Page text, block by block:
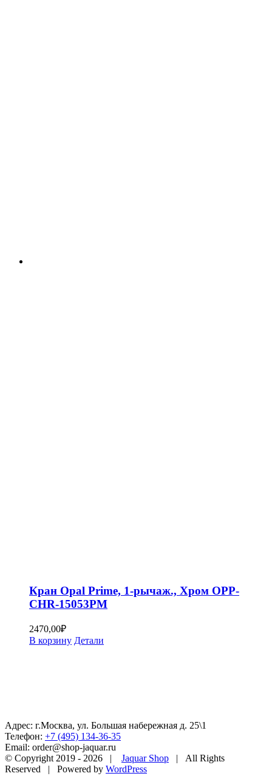
Кран Opal Prime, 1-рычаж., Хром OPP-
CHR-15053PM
2470,00₽
В корзину Детали
Адрес: г.Москва, ул. Большая набережная д. 25\1
Телефон: +7 (495) 134-36-35
Email: order@shop-jaquar.ru
© Copyright 2019 - 2026 | Jaquar Shop | All Rights
Reserved | Powered by WordPress